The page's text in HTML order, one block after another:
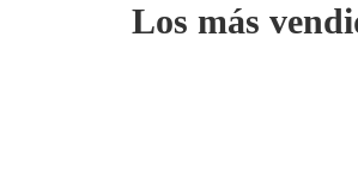
Los más